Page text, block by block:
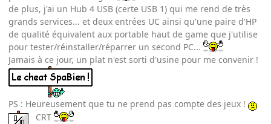
de plus, j'ai un Hub 4 USB (certe USB 1) qui me rend de très
grands services... et deux entrées UC ainsi qu'une paire d'HP
de qualité équivalent aux portable haut de game que j'utilise
pour tester/réinstaller/réparrer un second PC...
Jamais à ce jour, un plat n'est sorti d'usine pour me convenir !
PS : Heureusement que tu ne prend pas compte des jeux !
CRT